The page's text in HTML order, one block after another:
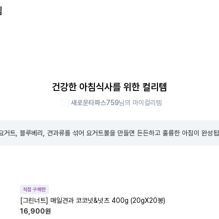
건강한 아침식사를 위한 컬리템
새로운타파스759님의 마이컬리템
거트, 블루베리, 견과류를 섞어 요거트볼을 만들면 든든하고 훌륭한 아침이 완성
직접 구매한
[그린너트] 매일견과 코코넛&넛츠 400g (20gX20봉)
16,900원